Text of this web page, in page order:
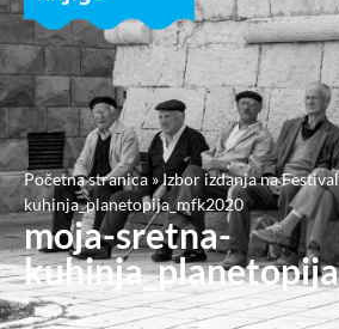
Početna stranica »Izbor izdanja na
kuhinja_planetopija_mfk2020
moja-sretna-